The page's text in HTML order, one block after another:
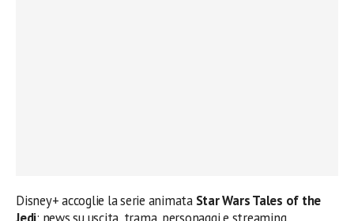
Disney+ accoglie la serie animata Star Wars Tales of the